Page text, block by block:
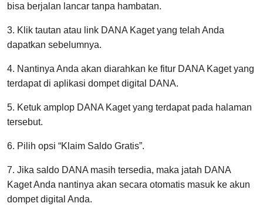
bisa berjalan lancar tanpa hambatan.
3. Klik tautan atau link DANA Kaget yang telah Anda
dapatkan sebelumnya.
4. Nantinya Anda akan diarahkan ke fitur DANA Kaget yang
terdapat di aplikasi dompet digital DANA.
5. Ketuk amplop DANA Kaget yang terdapat pada halaman
tersebut.
6. Pilih opsi “Klaim Saldo Gratis”.
7. Jika saldo DANA masih tersedia, maka jatah DANA
Kaget Anda nantinya akan secara otomatis masuk ke akun
dompet digital Anda.